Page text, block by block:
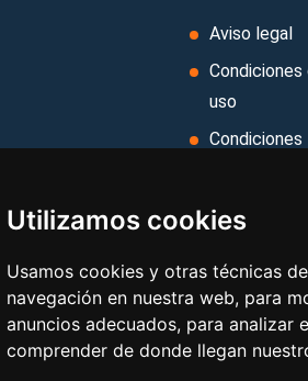
Utilizamos cookies
Usamos cookies y otras técnicas
navegación en nuestra web, para
anuncios adecuados, para analizar
comprender de donde llegan
Aviso legal
Condiciones
uso
Condiciones
Ley de Viajes
Combinados
Política de
privacidad